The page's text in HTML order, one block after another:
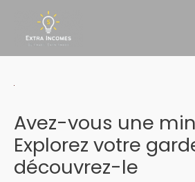
contenu
Avez-vous une
Explorez votre
découvrez-le